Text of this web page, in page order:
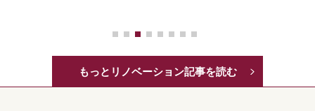
もっとリノベーション記事を読む